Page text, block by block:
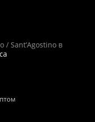
Sant’Agostino в